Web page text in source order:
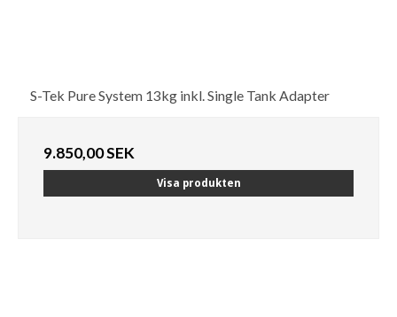
S-Tek Pure System 13kg inkl. Single Tank Adapter
9.850,00 SEK
Visa produkten